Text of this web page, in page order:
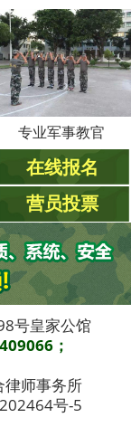
业军事教官
在线报名
营员投票
号皇家公馆
；
律师事务所
号-5